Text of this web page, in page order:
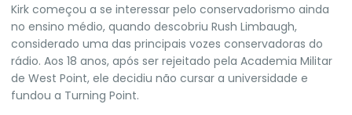
Kirk começou a se interessar pelo conservadorismo ainda
no ensino médio, quando descobriu Rush Limbaugh,
considerado uma das principais vozes conservadoras do
rádio. Aos 18 anos, após ser rejeitado pela Academia Militar
de West Point, ele decidiu não cursar a universidade e
fundou a Turning Point.